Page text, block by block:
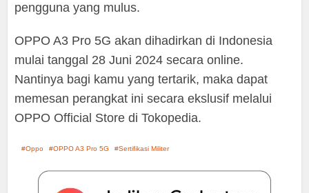
pengguna yang mulus.
OPPO A3 Pro 5G akan dihadirkan di Indonesia
mulai tanggal 28 Juni 2024 secara online.
Nantinya bagi kamu yang tertarik, maka dapat
memesan perangkat ini secara ekslusif melalui
OPPO Official Store di Tokopedia.
Oppo OPPO A3 Pro 5G Sertifikasi Militer